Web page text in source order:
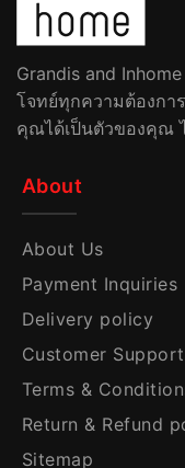
Grandis and
โจทย์ทุกความต้องกา
คุณได้เป็นตัวของคุณ
About
About Us
Payment Inquiries
Delivery policy
Customer Support
Terms &
Return & Refund
Sitemap